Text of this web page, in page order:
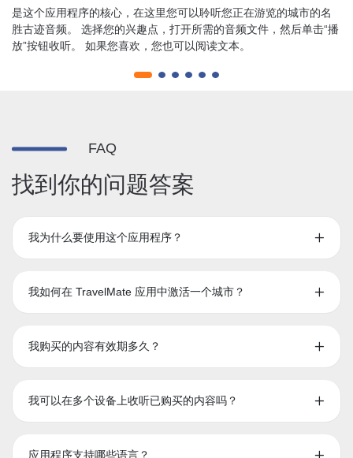
是这个应用程序的核心，在这里您可以聆听您正在游览的城市的名
胜古迹音频。 选择您的兴趣点，打开所需的音频文件，然后单击“播
放”按钮收听。 如果您喜欢，您也可以阅读文本。
FAQ
找到你的问题答案
我为什么要使用这个应用程序？
我如何在 TravelMate 应用中激活一个城市？
我购买的内容有效期多久？
我可以在多个设备上收听已购买的内容吗？
应用程序支持哪些语言？